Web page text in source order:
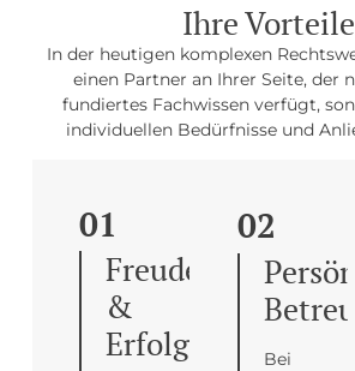
Ihre Vorteile
In der heutigen komplexen
einen Partner an Ihrer Seite, der
fundiertes Fachwissen verfügt,
individuellen Bedürfnisse und
01
Freude
&
Erfolg
02
Bei